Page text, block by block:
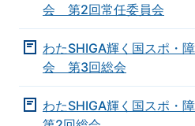
会 第2回常任委員会
わたSHIGA輝く国スポ・
会 第3回総会
わたSHIGA輝く国スポ・